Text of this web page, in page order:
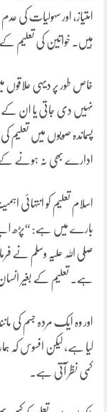
امتیاز، اور سہولیات کی
ہیں۔ خواتین کی تعلیم
خاص طور پر دیہی علاقوں
نہیں دی جاتی یا ان کے
پسماندہ صوبوں میں
ادارے بھی نہ ہونے کے
اسلام تعلیم کو انتہائی
بارے میں ہے: “پڑھ
صلی اللہ علیہ وسلم نے
ہے۔ تعلیم کے بغیر انسان
اور وہ ایک مردہ جسم کی
کیا ہے، لیکن افسوس کہ
کمی نظر آتی ہے۔